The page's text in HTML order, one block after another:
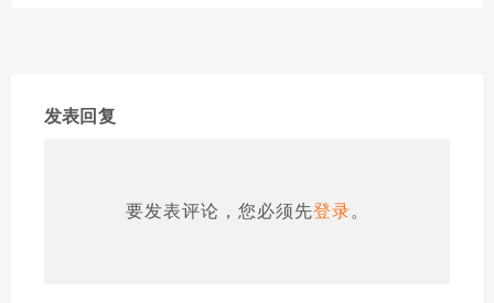
发表回复
要发表评论，您必须先登录。